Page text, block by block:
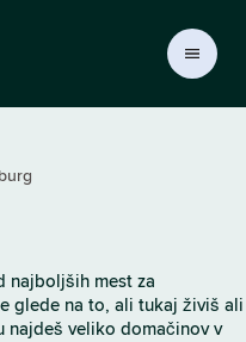
najboljših mest za
glede na to, ali tukaj živiš ali
najdeš veliko domačinov v